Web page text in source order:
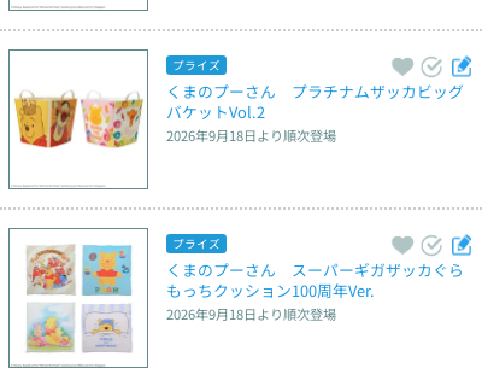
プライズ
くまのプーさん　プラチナムザッカビッグ
バケットVol.2
2026年9月18日より順次登場
プライズ
くまのプーさん　スーパーギガザッカぐら
もっちクッション100周年Ver.
2026年9月18日より順次登場